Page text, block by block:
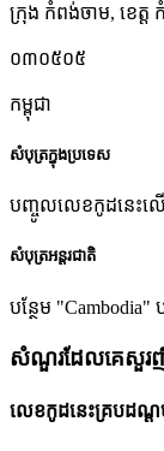
ក្រុង កំពង់ចាម, ខេត្ត
០៣០៥០៥
កម្ពុជា
សំបុត្រក្នុងប្រទេស
បញ្ចូលលេខកូដនេះលើ
សំបុត្រអន្តរជាតិ
បន្ថែម "Cambodia"
សំណួរដែលគេសួរ
លេខកូដនេះគ្របដណ្